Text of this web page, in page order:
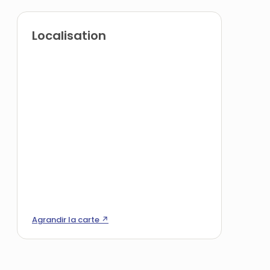
Localisation
Agrandir la carte ↗